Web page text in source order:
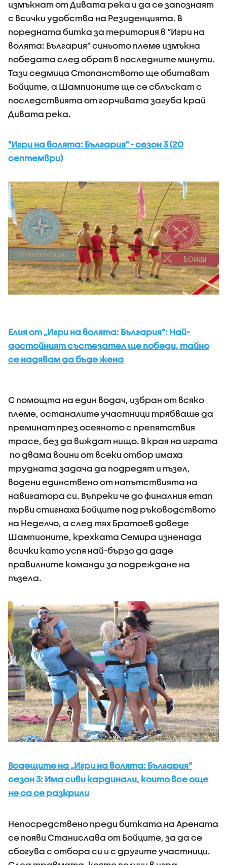
измъкнат от Дивата река и да се запознаят
с всички удобства на Резиденцията. В
поредната битка за територия в “Игри на
волята: България” синьото племе измъкна
победата след обрат в последните минути.
Тази седмица Стопанството ще обитават
Бойците, а Шампионите ще се сблъскат с
последствията от горчивата загуба край
Дивата река.
"Игри на волята: България" - сезон 3 (20
септември)
Елия от „Игри на волята: България“: Най-
достойният състезател ще победи, тайно
се надявам да бъде жена
С помощта на един водач, избран от всяко
племе, останалите участници трябваше да
преминат през осеяното с препятствия
трасе, без да виждат нищо. В края на играта
по двама воини от всеки отбор имаха
трудната задача да подредят и пъзел,
водени единствено от напътствията на
навигатора си. Въпреки че до финалния етап
първи стигнаха Бойците под ръководството
на Неделчо, а след тях Братоев доведе
Шампионите, крехката Семира изненада
всички като успя най-бързо да даде
правилните команди за подреждане на
пъзела.
Водещите на „Игри на волята: България“
сезон 3: Има сиви кардинали, които все още
не са се разкрили
Непосредствено преди битката на Арената
се появи Станислава от Бойците, за да се
сбогува с отбора си и с другите участници.